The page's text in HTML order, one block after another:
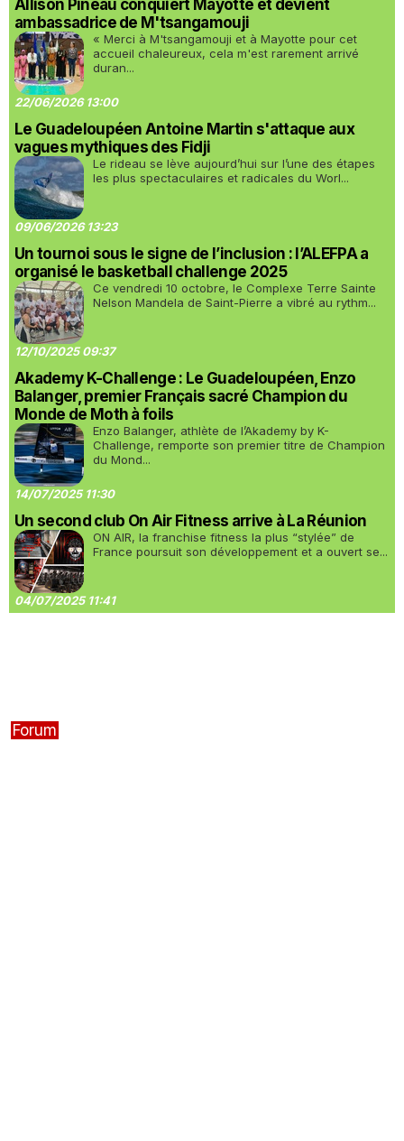
Allison Pineau conquiert Mayotte et devient
ambassadrice de M'tsangamouji
« Merci à M'tsangamouji et à Mayotte pour cet
accueil chaleureux, cela m'est rarement arrivé
duran...
22/06/2026 13:00
Le Guadeloupéen Antoine Martin s'attaque aux
vagues mythiques des Fidji
Le rideau se lève aujourd’hui sur l’une des étapes
les plus spectaculaires et radicales du Worl...
09/06/2026 13:23
Un tournoi sous le signe de l’inclusion : l’ALEFPA a
organisé le basketball challenge 2025
Ce vendredi 10 octobre, le Complexe Terre Sainte
Nelson Mandela de Saint-Pierre a vibré au rythm...
12/10/2025 09:37
Akademy K-Challenge : Le Guadeloupéen, Enzo
Balanger, premier Français sacré Champion du
Monde de Moth à foils
Enzo Balanger, athlète de l’Akademy by K-
Challenge, remporte son premier titre de Champion
du Mond...
14/07/2025 11:30
Un second club On Air Fitness arrive à La Réunion
ON AIR, la franchise fitness la plus “stylée” de
France poursuit son développement et a ouvert se...
04/07/2025 11:41
Forum